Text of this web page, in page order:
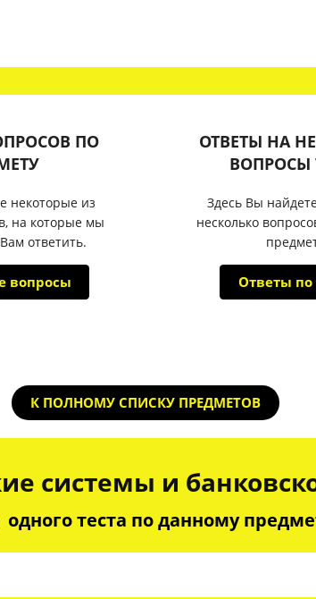
ПО
некоторые из
на которые мы
ответить.
вопросы
ОТВЕТЫ НА
ВОПРОСЫ
Здесь Вы
несколько
Ответы по
К ПОЛНОМУ СПИСКУ ПРЕДМЕТОВ
системы и
теста по данному